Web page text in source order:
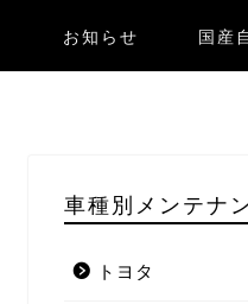
お知らせ 国産
車種別メンテナ
トヨタ